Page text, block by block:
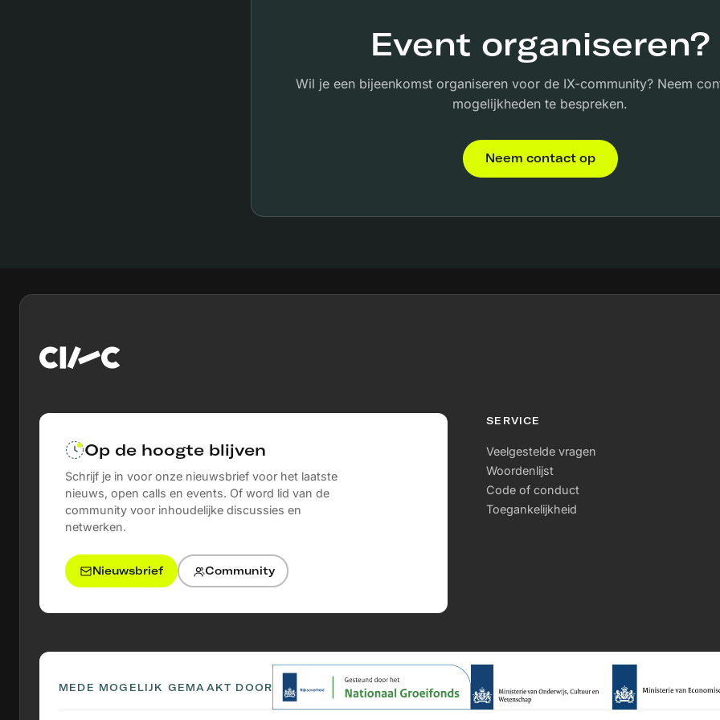
Event organiseren?
Wil je een bijeenkomst organiseren voor de IX-community? Neem
mogelijkheden te bespreken.
Neem contact op
Op de hoogte blijven
Schrijf je in voor onze nieuwsbrief voor het laatste
nieuws, open calls en events. Of word lid van de
community voor inhoudelijke discussies en
netwerken.
Nieuwsbrief Community
SERVICE
Veelgestelde vragen
Woordenlijst
Code of conduct
Toegankelijkheid
MEDE MOGELIJK GEMAAKT DOOR